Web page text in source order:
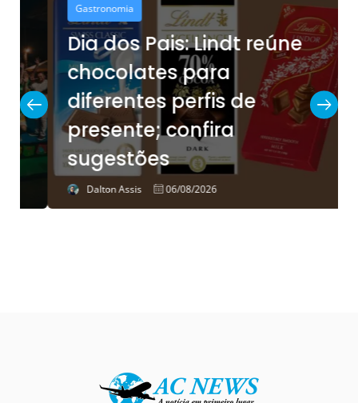
Gastronomia
Dia dos Pais: Lindt reúne
chocolates para
diferentes perfis de
presente; confira
sugestões
Dalton Assis 06/08/2026